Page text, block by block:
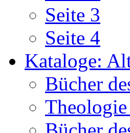
Seite 3
Seite 4
Kataloge:
Bücher